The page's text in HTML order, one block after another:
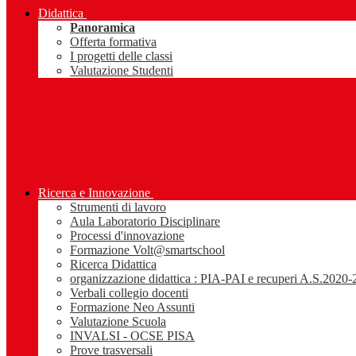
Didattica
Panoramica
Offerta formativa
I progetti delle classi
Valutazione Studenti
Ricerca e Innovazione
Strumenti di lavoro
Aula Laboratorio Disciplinare
Processi d'innovazione
Formazione Volt@smartschool
Ricerca Didattica
organizzazione didattica : PIA-PAI e recuperi A.S.2020-
Verbali collegio docenti
Formazione Neo Assunti
Valutazione Scuola
INVALSI - OCSE PISA
Prove trasversali